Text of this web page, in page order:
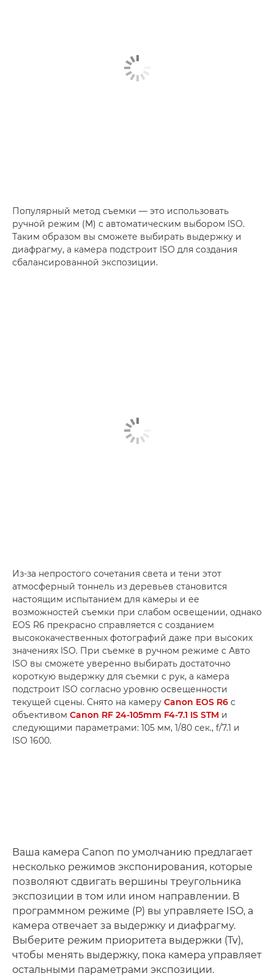
Популярный метод съемки — это использовать
ручной режим (M) с автоматическим выбором ISO.
Таким образом вы сможете выбирать выдержку и
диафрагму, а камера подстроит ISO для создания
сбалансированной экспозиции.
Из-за непростого сочетания света и тени этот
атмосферный тоннель из деревьев становится
настоящим испытанием для камеры и ее
возможностей съемки при слабом освещении, однако
EOS R6 прекрасно справляется с созданием
высококачественных фотографий даже при высоких
значениях ISO. При съемке в ручном режиме с Авто
ISO вы сможете уверенно выбирать достаточно
короткую выдержку для съемки с рук, а камера
подстроит ISO согласно уровню освещенности
текущей сцены. Снято на камеру Canon EOS R6 с
объективом Canon RF 24-105mm F4-7.1 IS STM и
следующими параметрами: 105 мм, 1/80 сек., f/7.1 и
ISO 1600.
Ваша камера Canon по умолчанию предлагает
несколько режимов экспонирования, которые
позволяют сдвигать вершины треугольника
экспозиции в том или ином направлении. В
программном режиме (P) вы управляете ISO, а
камера отвечает за выдержку и диафрагму.
Выберите режим приоритета выдержки (Tv),
чтобы менять выдержку, пока камера управляет
остальными параметрами экспозиции.